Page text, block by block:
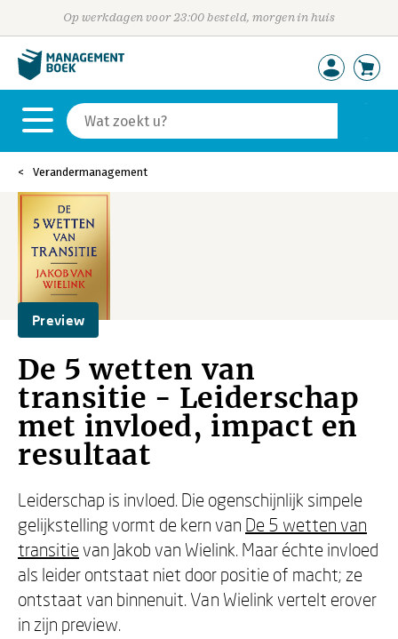
Op werkdagen voor 23:00 besteld, morgen in huis
Verandermanagement
Preview
De 5 wetten van
transitie - Leiderschap
met invloed, impact en
resultaat
Leiderschap is invloed. Die ogenschijnlijk simpele
gelijkstelling vormt de kern van De 5 wetten van
transitie van Jakob van Wielink. Maar échte invloed
als leider ontstaat niet door positie of macht; ze
ontstaat van binnenuit. Van Wielink vertelt erover
in zijn preview.